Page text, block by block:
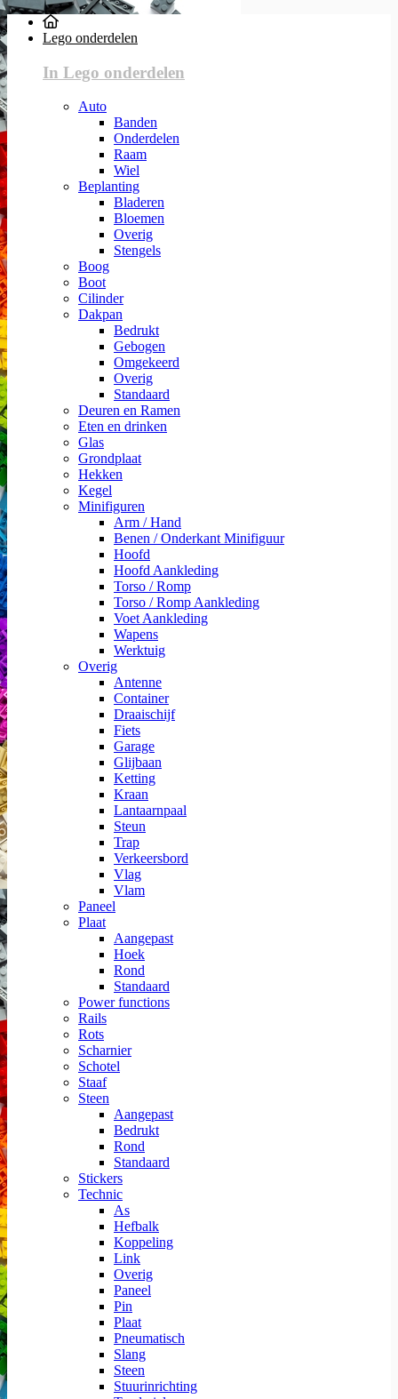
Lego onderdelen
In Lego onderdelen
Auto
Banden
Onderdelen
Raam
Wiel
Beplanting
Bladeren
Bloemen
Overig
Stengels
Boog
Boot
Cilinder
Dakpan
Bedrukt
Gebogen
Omgekeerd
Overig
Standaard
Deuren en Ramen
Eten en drinken
Glas
Grondplaat
Hekken
Kegel
Minifiguren
Arm / Hand
Benen / Onderkant Minifiguur
Hoofd
Hoofd Aankleding
Torso / Romp
Torso / Romp Aankleding
Voet Aankleding
Wapens
Werktuig
Overig
Antenne
Container
Draaischijf
Fiets
Garage
Glijbaan
Ketting
Kraan
Lantaarnpaal
Steun
Trap
Verkeersbord
Vlag
Vlam
Paneel
Plaat
Aangepast
Hoek
Rond
Standaard
Power functions
Rails
Rots
Scharnier
Schotel
Staaf
Steen
Aangepast
Bedrukt
Rond
Standaard
Stickers
Technic
As
Hefbalk
Koppeling
Link
Overig
Paneel
Pin
Plaat
Pneumatisch
Slang
Steen
Stuurinrichting